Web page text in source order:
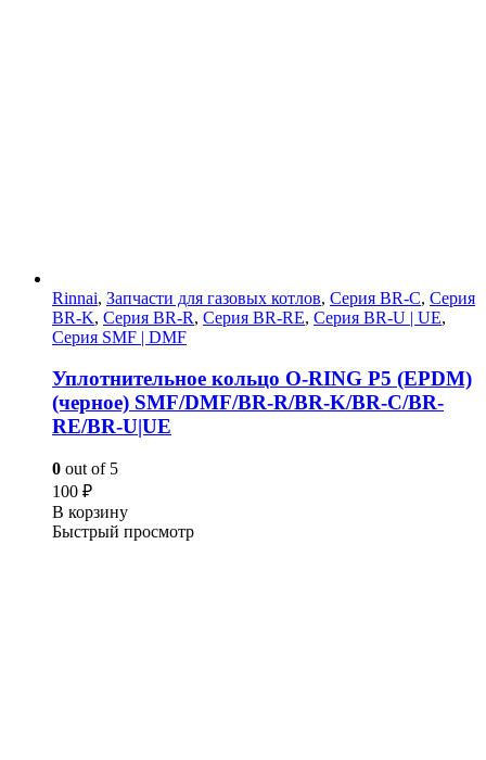
Rinnai, Запчасти для газовых котлов, Серия BR-C, Серия
BR-K, Серия BR-R, Серия BR-RE, Серия BR-U | UE,
Серия SMF | DMF
Уплотнительное кольцо O-RING Р5 (EPDM)
(черное) SMF/DMF/BR-R/BR-K/BR-C/BR-
RE/BR-U|UE
0 out of 5
100 ₽
В корзину
Быстрый просмотр